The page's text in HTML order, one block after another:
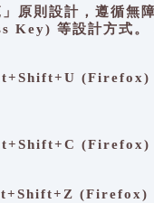
原則設計，遵循
等設計方式。
(Firefox)：
(Firefox)：
(Firefox)：